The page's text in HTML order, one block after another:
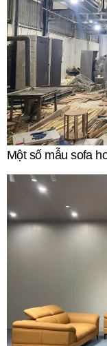
Một số mẫu sofa